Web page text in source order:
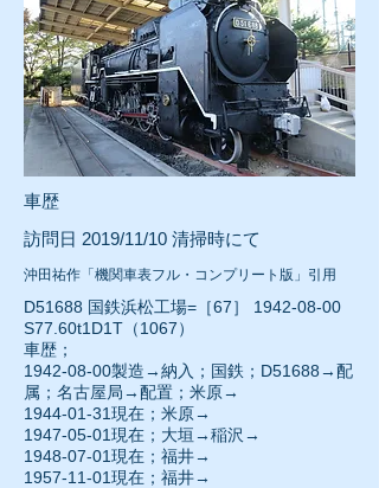
車歴
訪問日 2019/11/10 清掃時にて
沖田祐作「機関車表フル・コンプリート版」引用
D51688 国鉄浜松工場=［67］ 1942-08-00
S77.60t1D1T（1067）
車歴；
1942-08-00製造→納入；国鉄；D51688→配
属；名古屋局→配置；米原→
1944-01-31現在；米原→
1947-05-01現在；大垣→稲沢→
1948-07-01現在；福井→
1957-11-01現在；福井→